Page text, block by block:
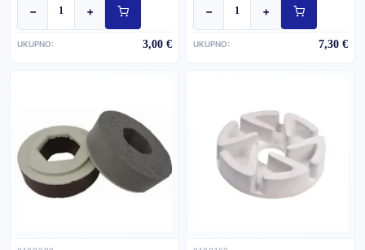
− +
UKUPNO: 3,00 €
− +
UKUPNO: 7,30 €